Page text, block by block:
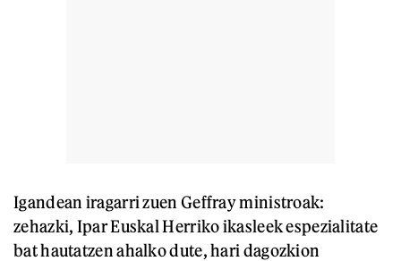
Igandean iragarri zuen Geffray ministroak:
zehazki, Ipar Euskal Herriko ikasleek espezialitate
bat hautatzen ahalko dute, hari dagozkion